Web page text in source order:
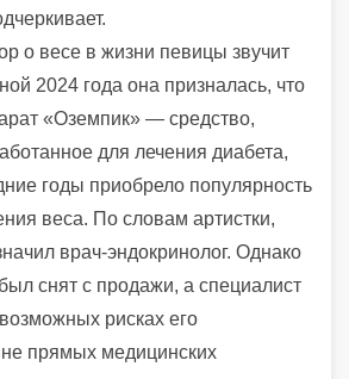
о весе в жизни певицы звучит
2024 года она призналась, что
«Оземпик» — средство,
для лечения диабета,
годы приобрело популярность
веса. По словам артистки,
врач-эндокринолог. Однако
снят с продажи, а специалист
рисках его
прямых медицинских